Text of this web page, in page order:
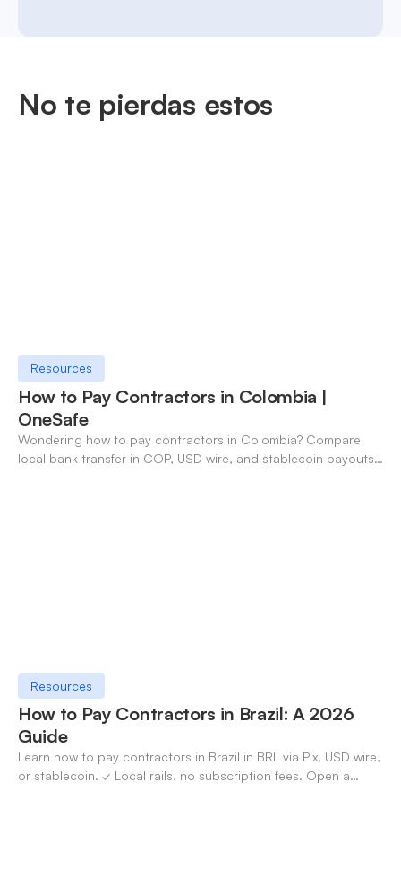
No te pierdas estos
Resources
How to Pay Contractors in Colombia |
OneSafe
Wondering how to pay contractors in Colombia? Compare
local bank transfer in COP, USD wire, and stablecoin payouts.
Resources
How to Pay Contractors in Brazil: A 2026
Guide
Learn how to pay contractors in Brazil in BRL via Pix, USD wire,
or stablecoin. ✓ Local rails, no subscription fees. Open a